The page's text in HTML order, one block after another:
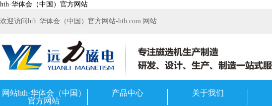
hth·华体会（中国）官方网站
欢迎访问hth·华体会（中国）官方网站-hth.com 网站
网站hth·华体会（中国）
官方网站
产品中心 关于我们